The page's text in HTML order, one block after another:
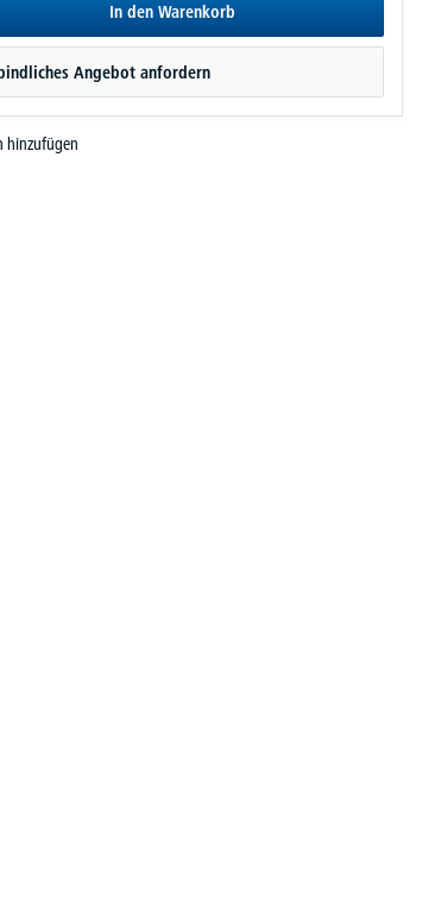
In den Warenkorb
Angebot anfordern
hinzufügen